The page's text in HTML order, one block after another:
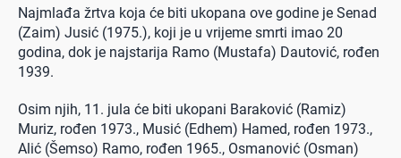
Najmlađa žrtva koja će biti ukopana ove godine je Senad
(Zaim) Jusić (1975.), koji je u vrijeme smrti imao 20
godina, dok je najstarija Ramo (Mustafa) Dautović, rođen
1939.
Osim njih, 11. jula će biti ukopani Baraković (Ramiz)
Muriz, rođen 1973., Musić (Edhem) Hamed, rođen 1973.,
Alić (Šemso) Ramo, rođen 1965., Osmanović (Osman)